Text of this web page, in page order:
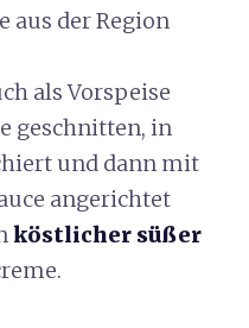
aus der Region
als Vorspeise
geschnitten, in
und dann mit
angerichtet
köstlicher süßer